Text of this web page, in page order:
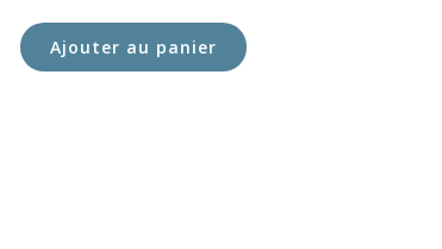
Ajouter au panier